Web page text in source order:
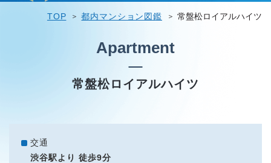
TOP 都内マンション図鑑 常盤松ロイアルハイツ
Apartment
常盤松ロイアルハイツ
交通
渋谷駅より 徒歩9分